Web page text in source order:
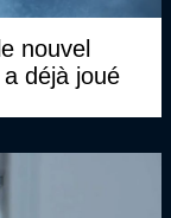
nouvel
déjà joué